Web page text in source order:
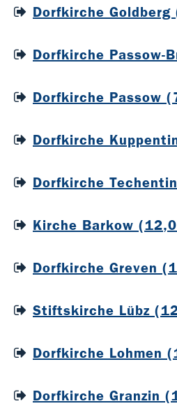
Dorfkirche Goldberg
Dorfkirche Passow-
Dorfkirche Passow
Dorfkirche
Dorfkirche
Kirche Barkow
Dorfkirche Greven
Stiftskirche Lübz
Dorfkirche Lohmen
Dorfkirche Granzin